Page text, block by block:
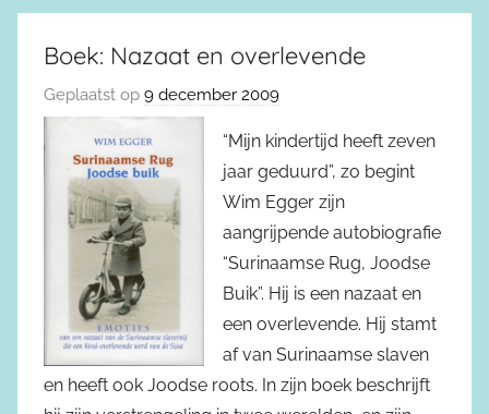
Boek: Nazaat en overlevende
Geplaatst op 9 december 2009
“Mijn kindertijd heeft zeven
jaar geduurd”, zo begint
Wim Egger zijn
aangrijpende autobiografie
“Surinaamse Rug, Joodse
Buik”. Hij is een nazaat en
een overlevende. Hij stamt
af van Surinaamse slaven
en heeft ook Joodse roots. In zijn boek beschrijft